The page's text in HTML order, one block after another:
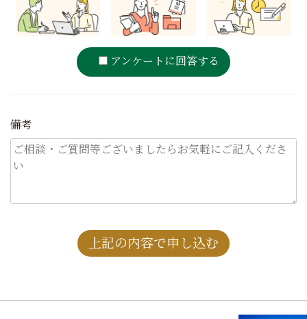
アンケートに回答する
備考